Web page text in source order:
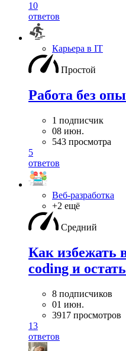
10
ответов
Карьера в IT
Простой
Работа без
1 подписчик
08 июн.
543 просмотра
5
ответов
Веб-разработка
+2 ещё
Средний
Как избежать
coding и
8 подписчиков
01 июн.
3917 просмотров
13
ответов